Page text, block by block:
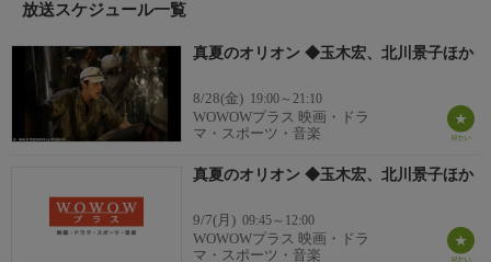
土防衛最後のとりでとなった。“海中の天才”の異名を取る潜水艦
れた1枚の楽譜を胸に、悪化する戦況を見守る。だが、ついに親
友であり志津子の兄でもある有沢艦長が率いる、イ-81も悲壮な
最期を遂げ、残るは自艦1隻となる。劣勢の中、倉本と部下はな
んとか勝機を見つけるべく奮闘を続けるが……。
放送スケジュール一覧
真夏のオリオン ◆玉木宏、北川景子ほか
8/28(金) 19:00～21:10
WOWOWプラス 映画・ドラ
マ・スポーツ・音楽
真夏のオリオン ◆玉木宏、北川景子ほか
9/7(月) 09:45～12:00
WOWOWプラス 映画・ドラ
マ・スポーツ・音楽